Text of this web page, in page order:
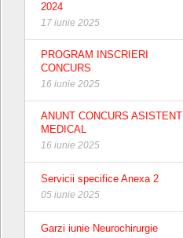
2024
17 iunie 2025
PROGRAM INSCRIERI
CONCURS
16 iunie 2025
ANUNT CONCURS ASISTENT
MEDICAL
16 iunie 2025
Servicii specifice Anexa 2
05 iunie 2025
Garzi iunie Neurochirurgie